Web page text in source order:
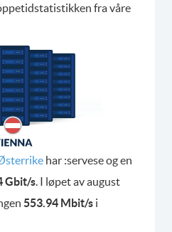
fra våre
har :servese og en
Gbit/s. I løpet av august
553.94 Mbit/s i